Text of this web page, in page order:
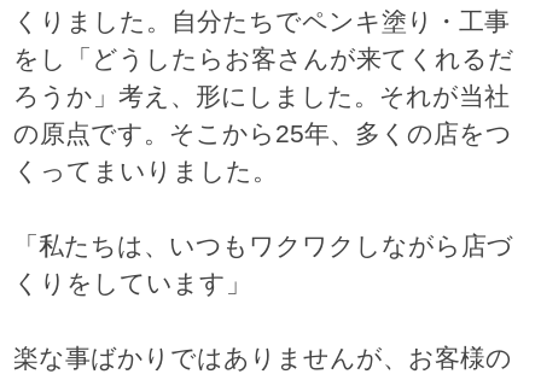
くりました。自分たちでペンキ塗り・工事
をし「どうしたらお客さんが来てくれるだ
ろうか」考え、形にしました。それが当社
の原点です。そこから25年、多くの店をつ
くってまいりました。
「私たちは、いつもワクワクしながら店づ
くりをしています」
楽な事ばかりではありませんが、お客様の